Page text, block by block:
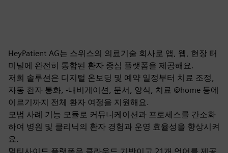
HeyPatient AG는 스위스의 의료기술 회사로 앱, 웹, 현장 터
미널에 완전히 통합된 환자 중심 플랫폼을 제공해요.
저희 솔루션은 디지털 온보딩 및 예약 일정부터 치료 조정,
자동 환자 통화, -내비게이션, 문서, 양식, 치료 @home 등에
이르기까지 전체 환자 여정을 지원해요.
모범 사례 기능 모듈로 커뮤니케이션과 프로세스를 간소화
하여 병원 및 클리닉의 환자 경험과 운영 효율성을 향상시켜
요.